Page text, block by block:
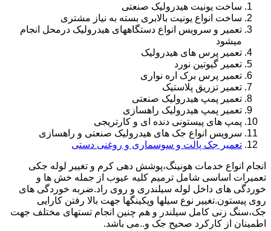
ساخت یونیت هیدرولیک صنعتی
ساخت انواع یونیت بالابری بسته به نیاز مشتری
تعمیر و سرویس انواع دستگاههای هیدرولیک درمحل انجام
میشود
تعمیر پرس های هیدرولیک
تعمیر گیوتین نورد
تعمیر پرس برک اره نواری
تعمیر تزریق پلاستیک
تعمیر پمپ هیدرولیک صنعتی
تعمیر پمپ هیدرولیک راهسازی
پمپ های پیستونی دنده ای و کارتریجی
سرویس انواع جک های هیدرولیک صنعتی و راهسازی
تعمیر جک پالت و سوسماری و روغنی دستی
انجام انواع خدمات هونینگ،پوشش دهی کرم و تغییر لوله جکی
تعمیرات اساسی شامل ترمیم کلیه عیوب از جمله خش ها و
خوردگی های داخل لوله سیلندری و روی راد.ضربه خوردگی های
روی پیستون.تغییر نوع سیلها وپکینگها جهت بالا رفتن کارایی
جک،سنگ زنی کامل سیلندر و هم چنین انجام تستهای مختلف جهت
اطمینان از کارکرد صحیح جک و..می باشد.